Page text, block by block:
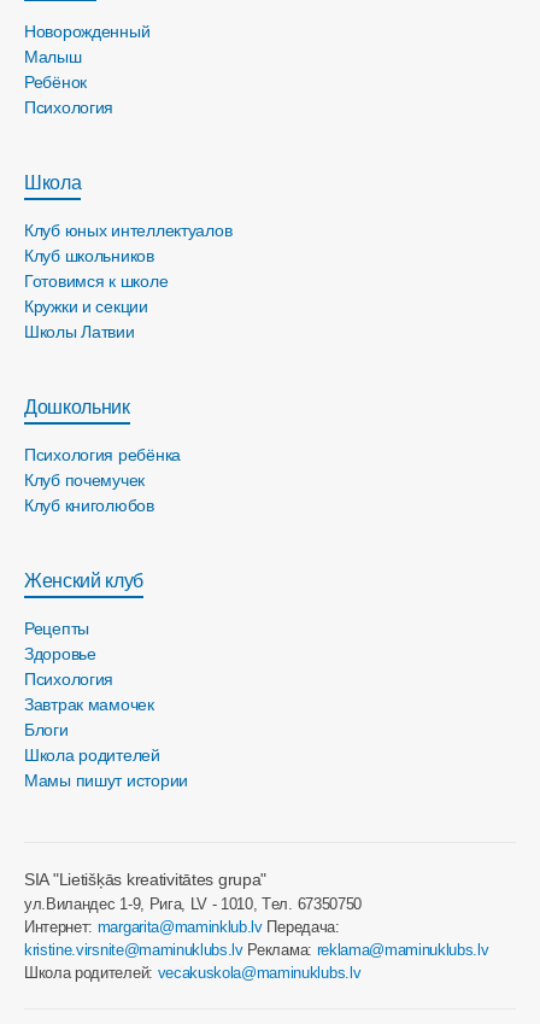
Новорожденный
Малыш
Ребёнок
Психология
Школа
Клуб юных интеллектуалов
Клуб школьников
Готовимся к школе
Кружки и секции
Школы Латвии
Дошкольник
Психология ребёнка
Клуб почемучек
Клуб книголюбов
Женский клуб
Рецепты
Здоровье
Психология
Завтрак мамочек
Блоги
Школа родителей
Мамы пишут истории
SIA "Lietišķās kreativitātes grupa"
ул.Виландес 1-9, Рига, LV - 1010, Tел. 67350750
Интернет: margarita@maminklub.lvПередача:
kristine.virsnite@maminuklubs.lvРеклама: reklama@maminuklubs.lv
Школа родителей: vecakuskola@maminuklubs.lv